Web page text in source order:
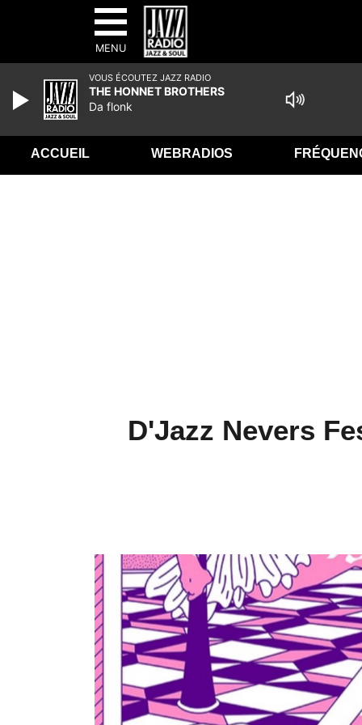
MENU
ACCUEIL WEBRADIOS
D'Jazz Nevers
VOUS ÉCOUTEZ JAZZ RADIO
THE HONNET BROTHERS
Da flonk